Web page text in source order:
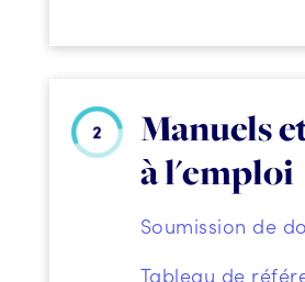
Manuels
à l'emploi
Soumission de
Tableau de